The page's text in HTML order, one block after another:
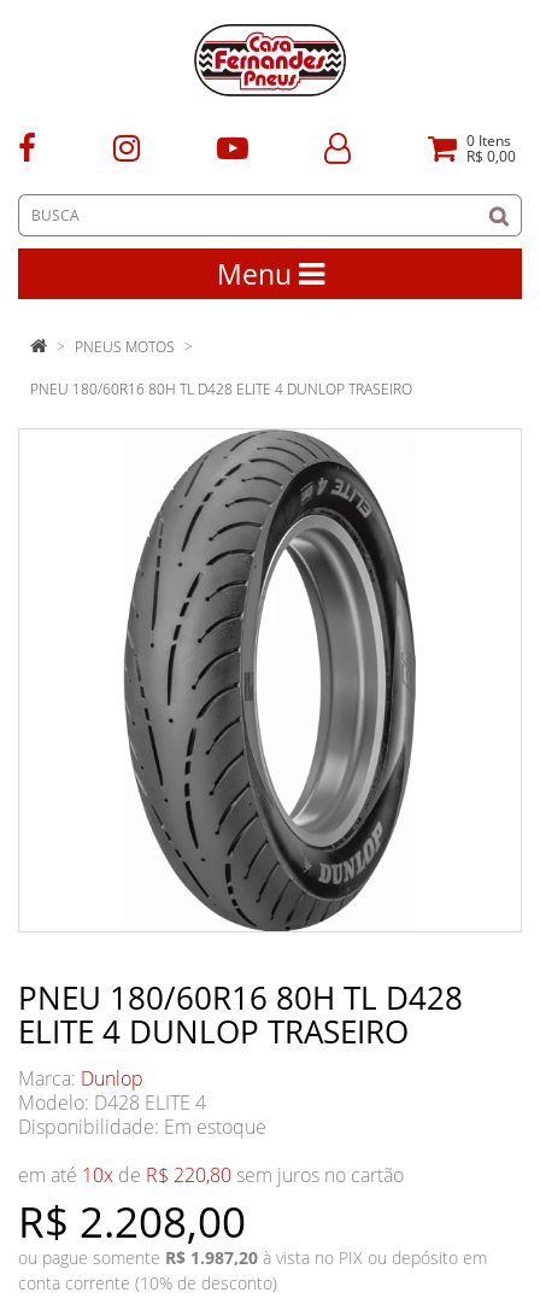
0 Itens
R$ 0,00
Menu
PNEUS MOTOS
PNEU 180/60R16 80H TL D428 ELITE 4 DUNLOP TRASEIRO
PNEU 180/60R16 80H TL D428
ELITE 4 DUNLOP TRASEIRO
Marca: Dunlop
Modelo: D428 ELITE 4
Disponibilidade: Em estoque
R$ 2.208,00
em até 10x de R$ 220,80 sem juros no cartão
ou pague somente R$ 1.987,20 à vista no PIX ou depósito em
conta corrente (10% de desconto)